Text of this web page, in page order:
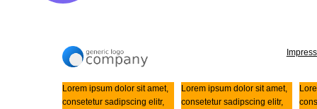
Lorem ipsum dolor sit amet,
consetetur sadipscing elitr,
Lorem ipsum dolor sit amet,
consetetur sadipscing elitr,